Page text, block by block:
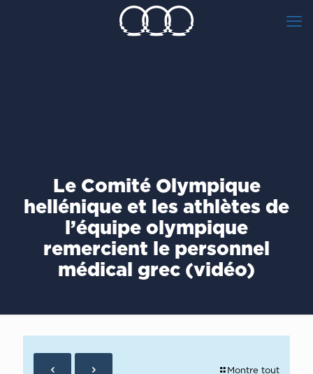
Le Comité Olympique
hellénique et les athlètes de
l’équipe olympique
remercient le personnel
médical grec (vidéo)
Montre tout